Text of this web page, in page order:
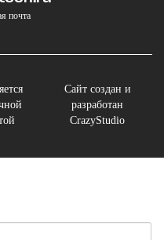
почта
Сайт создан и
разработан
CrazyStudio